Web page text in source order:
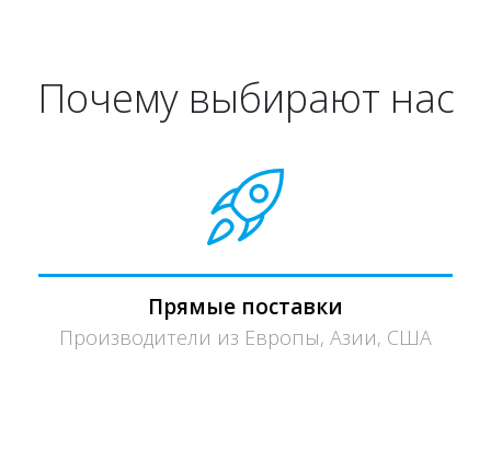
Почему выбирают нас
Прямые поставки
Производители из Европы, Азии, США